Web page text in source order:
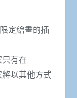
定繪畫的插
有在
將以其他方式